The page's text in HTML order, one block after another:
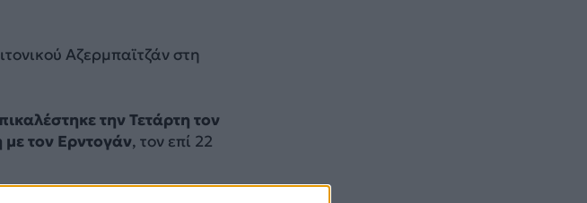
Αζερμπαϊτζάν στη
την Τετάρτη τον
με τον Ερντογάν, τον επί 22